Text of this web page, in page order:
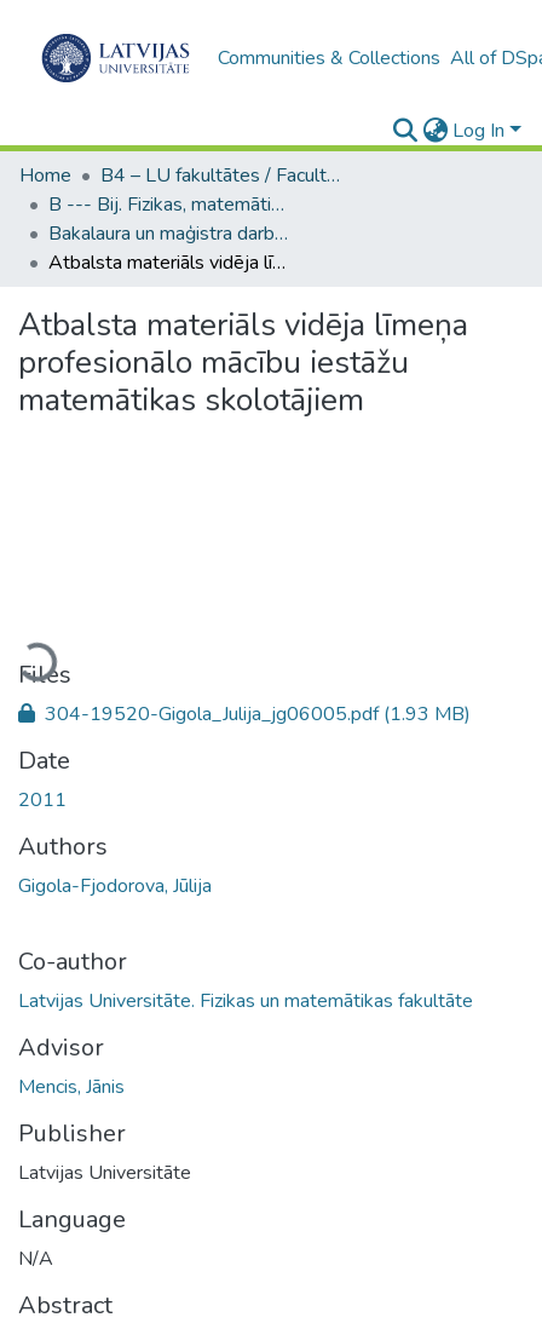
Communities & Collections All of
Log In
Home
B4 – LU fakultātes / Faculties of the UL
B --- Bij. Fizikas, matemātikas un optometrijas fakultātes studentu noslēguma darbi / Faculty of Physics, Mathematics and Optometry - Graduate works
Bakalaura un maģistra darbi (FMOF) / Bachelor's and Master's theses
Atbalsta materiāls vidēja līmeņa profesionālo mācību iestāžu matemātikas skolotājiem
Atbalsta materiāls vidēja līmeņa
profesionālo mācību iestāžu
matemātikas skolotājiem
Loading...
Files
304-19520-Gigola_Julija_jg06005.pdf(1.93 MB)
Date
2011
Authors
Gigola-Fjodorova, Jūlija
Co-author
Latvijas Universitāte. Fizikas un matemātikas fakultāte
Advisor
Mencis, Jānis
Publisher
Latvijas Universitāte
Language
N/A
Abstract